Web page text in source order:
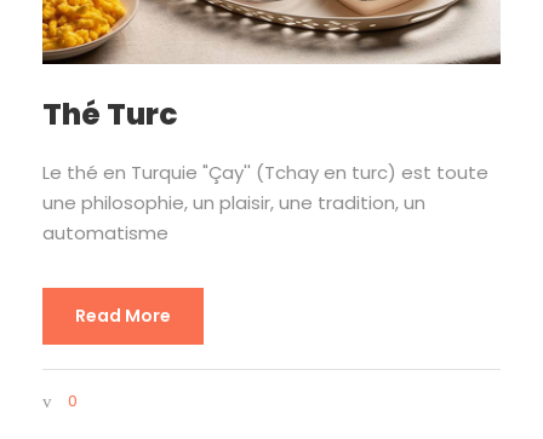
Thé Turc
Le thé en Turquie "Çay'' (Tchay en turc) est toute
une philosophie, un plaisir, une tradition, un
automatisme
Read More
0